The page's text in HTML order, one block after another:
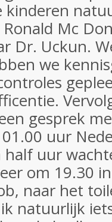
kinderen
Mc
Dr. Uckun.
we
gesprek
uur
half uur
om 19.30
naar het
natuurlijk